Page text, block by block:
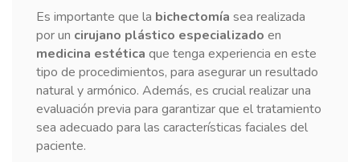
Es importante que la bichectomía sea realizada
por un cirujano plástico especializado en
medicina estética que tenga experiencia en este
tipo de procedimientos, para asegurar un resultado
natural y armónico. Además, es crucial realizar una
evaluación previa para garantizar que el tratamiento
sea adecuado para las características faciales del
paciente.